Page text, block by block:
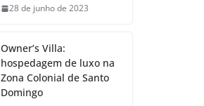
28 de junho de 2023
Owner’s Villa:
hospedagem de luxo na
Zona Colonial de Santo
Domingo